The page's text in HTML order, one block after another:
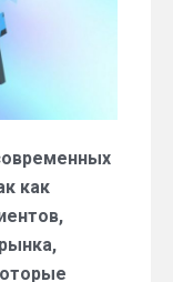
как